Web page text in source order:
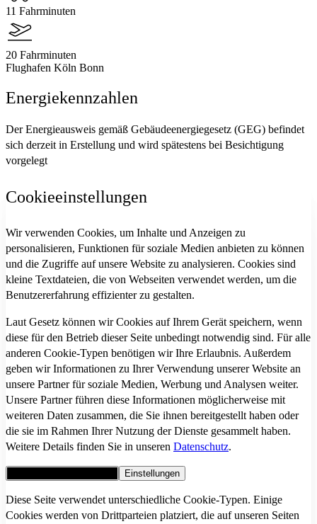
11 Fahrminuten
20 Fahrminuten
Flughafen Köln Bonn
Energiekennzahlen
Der Energieausweis gemäß Gebäudeenergiegesetz (GEG) befindet
sich derzeit in Erstellung und wird spätestens bei Besichtigung
vorgelegt
Cookieeinstellungen
Wir verwenden Cookies, um Inhalte und Anzeigen zu
personalisieren, Funktionen für soziale Medien anbieten zu können
und die Zugriffe auf unsere Website zu analysieren. Cookies sind
kleine Textdateien, die von Webseiten verwendet werden, um die
Benutzererfahrung effizienter zu gestalten.
Laut Gesetz können wir Cookies auf Ihrem Gerät speichern, wenn
diese für den Betrieb dieser Seite unbedingt notwendig sind. Für alle
anderen Cookie-Typen benötigen wir Ihre Erlaubnis. Außerdem
geben wir Informationen zu Ihrer Verwendung unserer Website an
unsere Partner für soziale Medien, Werbung und Analysen weiter.
Unsere Partner führen diese Informationen möglicherweise mit
weiteren Daten zusammen, die Sie ihnen bereitgestellt haben oder
die sie im Rahmen Ihrer Nutzung der Dienste gesammelt haben.
Weitere Details finden Sie in unseren Datenschutz.
Einstellungen
Diese Seite verwendet unterschiedliche Cookie-Typen. Einige
Cookies werden von Drittparteien platziert, die auf unseren Seiten